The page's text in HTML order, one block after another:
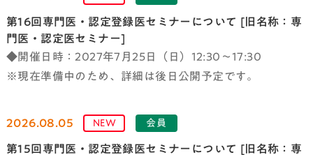
第16回専門医・認定登録医セミナーについて [旧名称：専
門医・認定医セミナー]
◆開催日時：2027年7月25日（日）12:30～17:30
※現在準備中のため、詳細は後日公開予定です。
2026.08.05 NEW 会員
第15回専門医・認定登録医セミナーについて [旧名称：専